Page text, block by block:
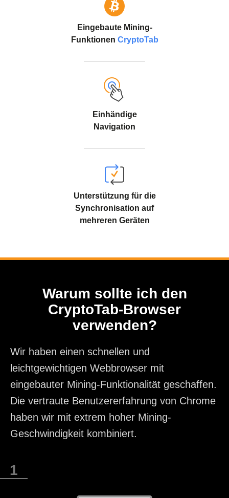
Eingebaute Mining-
Funktionen CryptoTab
Einhändige
Navigation
Unterstützung für die
Synchronisation auf
mehreren Geräten
Warum sollte ich den
CryptoTab-Browser
verwenden?
Wir haben einen schnellen und
leichtgewichtigen Webbrowser mit
eingebauter Mining-Funktionalität geschaffen.
Die vertraute Benutzererfahrung von Chrome
haben wir mit extrem hoher Mining-
Geschwindigkeit kombiniert.